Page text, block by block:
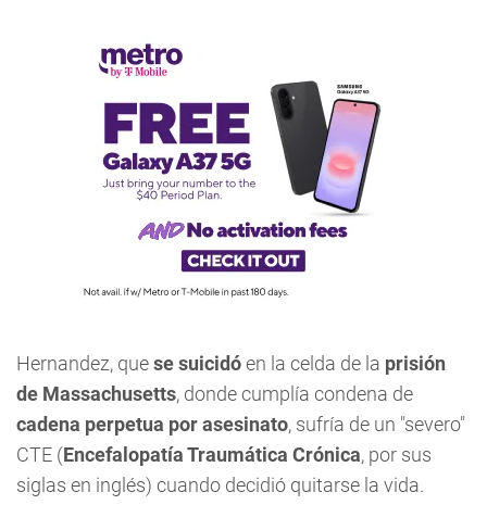
Hernandez, quese suicidóen la celda de la prisión
de Massachusetts, donde cumplía condena de
cadena perpetua por asesinato, sufría de un "severo"
CTE (Encefalopatía Traumática Crónica, por sus
siglas en inglés) cuando decidió quitarse la vida.